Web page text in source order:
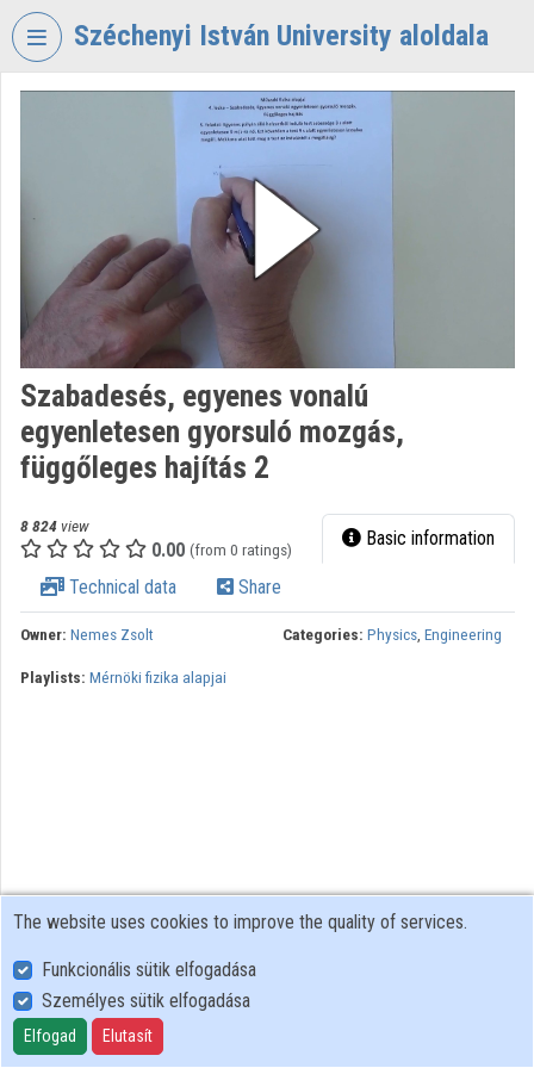
Skip header
Széchenyi István University aloldala
UNIVERSITY
Organization home
Categories
Organization playlists
Organizations
Contributors
Szabadesés, egyenes vonalú
egyenletesen gyorsuló mozgás,
függőleges hajítás 2
8 824 view
0.00 (from 0 ratings) Basic information
Technical data Share
Owner: Nemes Zsolt Categories: Physics, Engineering
Playlists: Mérnöki fizika alapjai
User Policy
Adatkezelési tájékoztató (en)
Cookie Policy
The website uses cookies to improve the quality of services.
Funkcionális sütik elfogadása
Személyes sütik elfogadása
Elfogad Elutasít